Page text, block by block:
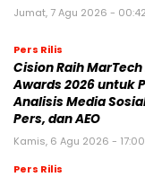
Jumat, 7 Agu 2026 -
Pers Rilis
Cision Raih
Awards 2026 untuk
Analisis Media
Pers, dan AEO
Kamis, 6 Agu 2026 - 17:00
Pers Rilis